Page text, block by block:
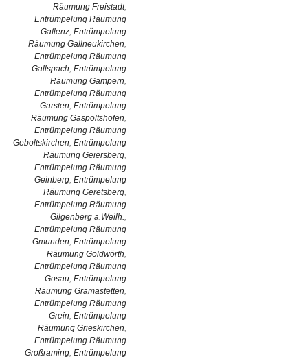
Räumung Freistadt,
Entrümpelung Räumung
Gaflenz, Entrümpelung
Räumung Gallneukirchen,
Entrümpelung Räumung
Gallspach, Entrümpelung
Räumung Gampern,
Entrümpelung Räumung
Garsten, Entrümpelung
Räumung Gaspoltshofen,
Entrümpelung Räumung
Geboltskirchen, Entrümpelung
Räumung Geiersberg,
Entrümpelung Räumung
Geinberg, Entrümpelung
Räumung Geretsberg,
Entrümpelung Räumung
Gilgenberg a.Weilh.,
Entrümpelung Räumung
Gmunden, Entrümpelung
Räumung Goldwörth,
Entrümpelung Räumung
Gosau, Entrümpelung
Räumung Gramastetten,
Entrümpelung Räumung
Grein, Entrümpelung
Räumung Grieskirchen,
Entrümpelung Räumung
Großraming, Entrümpelung